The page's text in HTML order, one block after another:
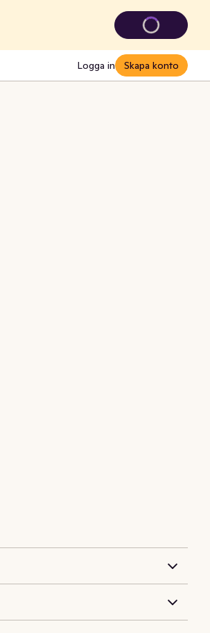
Logga in Skapa konto